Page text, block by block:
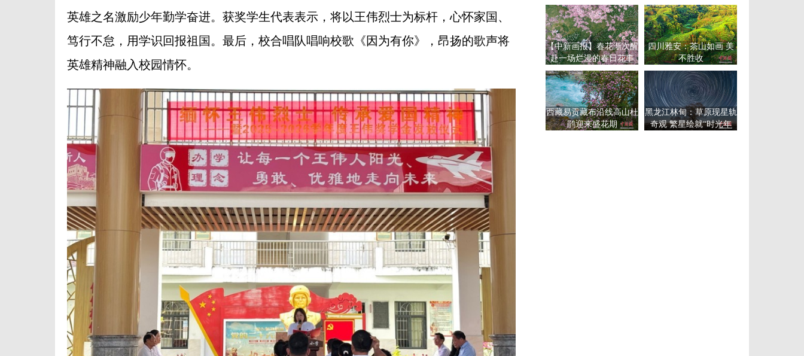
英雄之名激励少年勤学奋进。获奖学生代表表示，将以王伟烈士为标杆，心怀家国、
笃行不怠，用学识回报祖国。最后，校合唱队唱响校歌《因为有你》，昂扬的歌声将
英雄精神融入校园情怀。
【中新画报】春花渐次醒
赴一场烂漫的春日花事
四川雅安：茶山如画 美
不胜收
西藏易贡藏布沿线高山杜
鹃迎来盛花期
黑龙江林甸：草原现星轨
奇观 繁星绘就“时光年